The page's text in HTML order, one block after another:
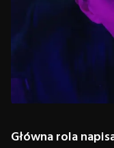
Główna rola